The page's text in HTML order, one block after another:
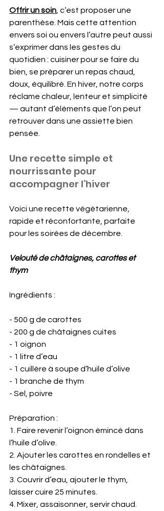
Offrir un soin, c’est proposer une
parenthèse. Mais cette attention
envers soi ou envers l’autre peut aussi
s’exprimer dans les gestes du
quotidien : cuisiner pour se faire du
bien, se préparer un repas chaud,
doux, équilibré. En hiver, notre corps
réclame chaleur, lenteur et simplicité
— autant d’éléments que l’on peut
retrouver dans une assiette bien
pensée.
Une recette simple et
nourrissante pour
accompagner l’hiver
Voici une recette végétarienne,
rapide et réconfortante, parfaite
pour les soirées de décembre.
Velouté de châtaignes, carottes et
thym
Ingrédients :
- 500 g de carottes
- 200 g de châtaignes cuites
- 1 oignon
- 1 litre d’eau
- 1 cuillère à soupe d’huile d’olive
- 1 branche de thym
- Sel, poivre
Préparation :
1. Faire revenir l’oignon émincé dans
l’huile d’olive.
2. Ajouter les carottes en rondelles et
les châtaignes.
3. Couvrir d’eau, ajouter le thym,
laisser cuire 25 minutes.
4. Mixer, assaisonner, servir chaud.